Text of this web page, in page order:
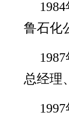
鲁石化
总经理